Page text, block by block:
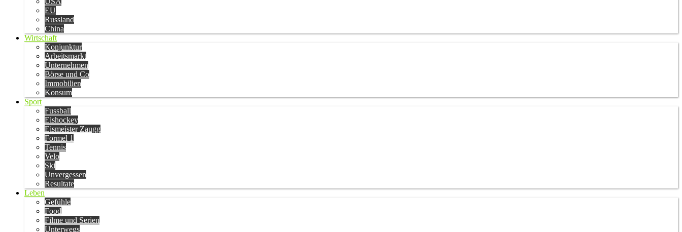
EU
Russland
China
Wirtschaft
Konjunktur
Arbeitsmarkt
Unternehmen
Börse und Co
Immobilien
Konsum
Sport
Fussball
Eishockey
Eismeister Zaugg
Formel 1
Tennis
Velo
Ski
Unvergessen
Resultate
Leben
Gefühle
Food
Filme und Serien
Unterwegs